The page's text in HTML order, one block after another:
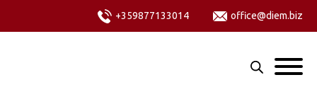
+359877133014 office@diem.biz